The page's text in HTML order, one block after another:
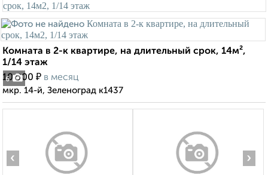
6
Комната в 2-к квартире, на длительный срок, 14м²,
1/14 этаж
10 000 ₽ в месяц
мкр. 14-й, Зеленоград к1437
‹ ›